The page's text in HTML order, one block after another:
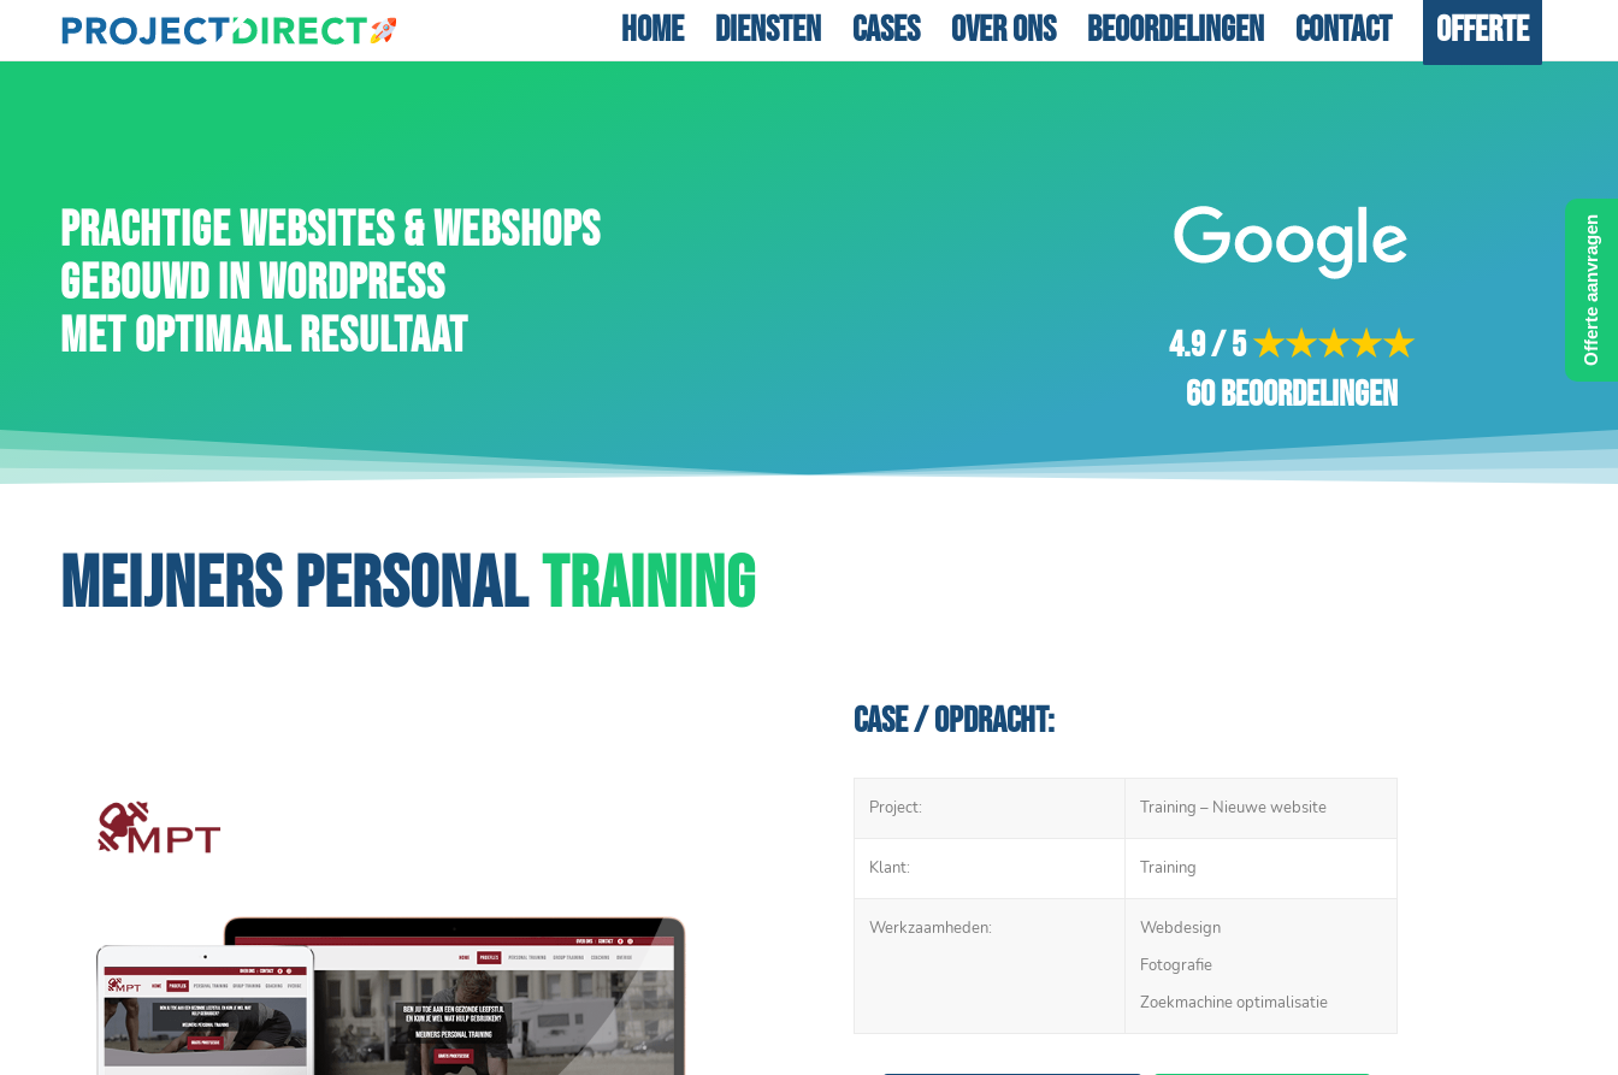
Home Diensten Cases Over ons Beoordelingen Contact Offerte
PRACHTIGE WEBSITES & WEBSHOPS
GEBOUWD IN WORDPRESS
MET OPTIMAAL RESULTAAT
4.9 / 5★★★★★
60 beoordelingen
MEIJNERS PERSONALTRAINING
Case / Opdracht:
Project: Training – Nieuwe website
Klant: Training
Werkzaamheden:
Webdesign
Fotografie
Zoekmachine optimalisatie
Offerte aanvragen